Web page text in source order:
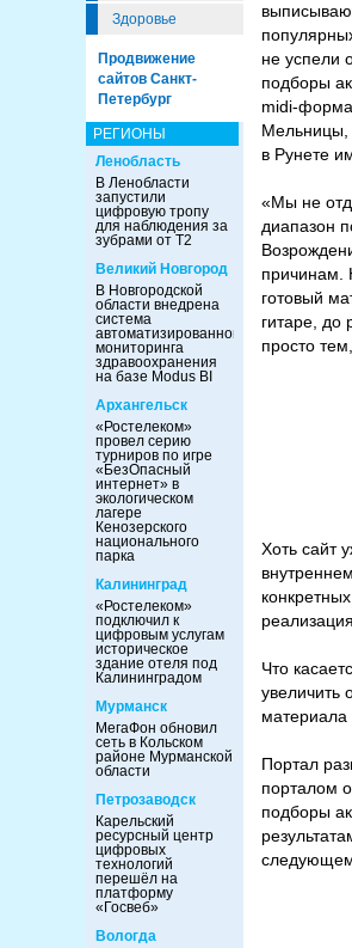
Здоровье
Продвижение
сайтов Санкт-
Петербург
РЕГИОНЫ
Ленобласть
В Ленобласти
запустили
цифровую тропу
для наблюдения за
зубрами от Т2
Великий Новгород
В Новгородской
области внедрена
система
автоматизированного
мониторинга
здравоохранения
на базе Modus BI
Архангельск
«Ростелеком»
провел серию
турниров по игре
«БезОпасный
интернет» в
экологическом
лагере
Кенозерского
национального
парка
Калининград
«Ростелеком»
подключил к
цифровым услугам
историческое
здание отеля под
Калининградом
Мурманск
МегаФон обновил
сеть в Кольском
районе Мурманской
области
Петрозаводск
Карельский
ресурсный центр
цифровых
технологий
перешёл на
платформу
«Госвеб»
Вологда
не успели
подборы
midi-
Мельницы,
в Рунете
«Мы не
диапазон
причинам.
готовый
гитаре, до
просто
Хоть сайт
Что
увеличить
материала
Портал
порталом
подборы